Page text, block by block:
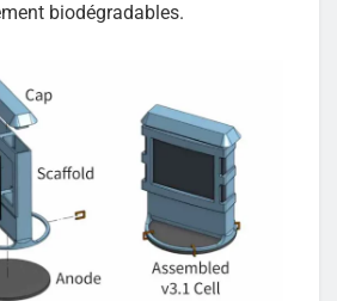
biodégradables.